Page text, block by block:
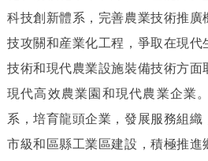
科技創新體系，完善農業技術推
技攻關和産業化工程，爭取在現
技術和現代農業設施裝備技術方
現代高效農業園和現代農業企業
系，培育龍頭企業，發展服務組
市級和區縣工業區建設，積極推進